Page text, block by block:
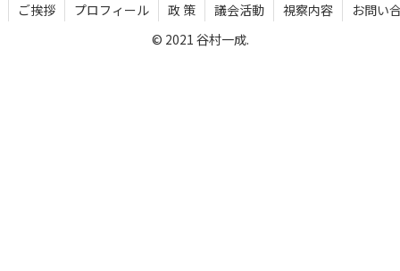
ご挨拶 プロフィール 政 策 議会活動 視察内容
お問い
© 2021 谷村一成.